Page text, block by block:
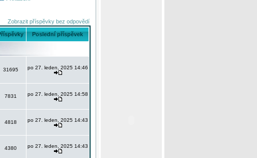
Zobrazit příspěvky bez odpovědí
Poslední příspěvek
31695 po 27. leden, 2025 14:46
7831 po 27. leden, 2025 14:58
4818 po 27. leden, 2025 14:43
4380 po 27. leden, 2025 14:43